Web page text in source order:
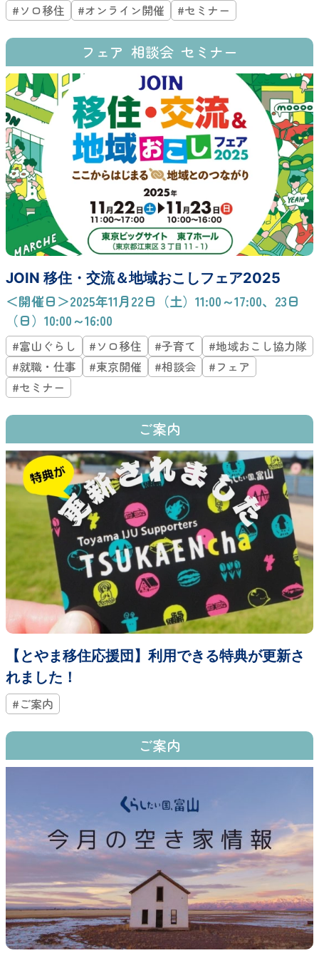
#ソロ移住 #オンライン開催 #セミナー
フェア 相談会 セミナー
JOIN 移住・交流＆地域おこしフェア2025
＜開催日＞2025年11月22日（土）11:00～17:00、23日
（日）10:00～16:00
#富山ぐらし #ソロ移住 #子育て
#地域おこし協力隊
#就職・仕事
#東京開催 #相談会
#フェア
#セミナー
ご案内
【とやま移住応援団】利用できる特典が更新さ
れました！
#ご案内
ご案内